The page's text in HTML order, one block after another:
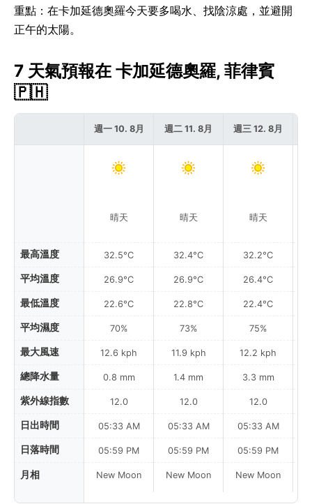
重點：在卡加延德奧羅今天要多喝水、找陰涼處，並避開
正午的太陽。
7 天氣預報在 卡加延德奧羅, 菲律賓
🇵🇭
最高溫度
平均溫度
最低溫度
平均濕度
最大風速
總降水量
紫外線指數
日出時間
日落時間
月相
週一 10. 8月
晴天
32.5°C
26.9°C
22.6°C
70%
12.6 kph
0.8 mm
12.0
05:33 AM
05:59 PM
New Moon
週二 11. 8月
晴天
32.4°C
26.9°C
22.8°C
73%
11.9 kph
1.4 mm
12.0
05:33 AM
05:59 PM
New Moon
週三 12. 8月
晴天
32.2°C
26.4°C
22.4°C
75%
12.2 kph
3.3 mm
12.0
05:33 AM
05:59 PM
New Moon